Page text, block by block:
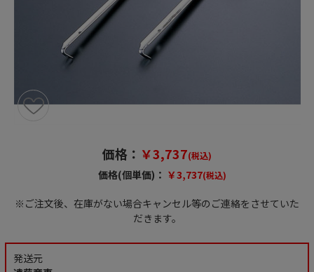
価格： ￥3,737(税込)
価格(個単価)： ￥3,737(税込)
※ご注文後、在庫がない場合キャンセル等のご連絡をさせていた
だきます。
発送元